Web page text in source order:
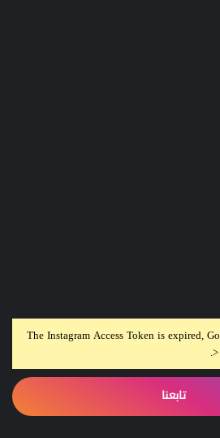
The Instagram Access Token is expired,
تابعنا